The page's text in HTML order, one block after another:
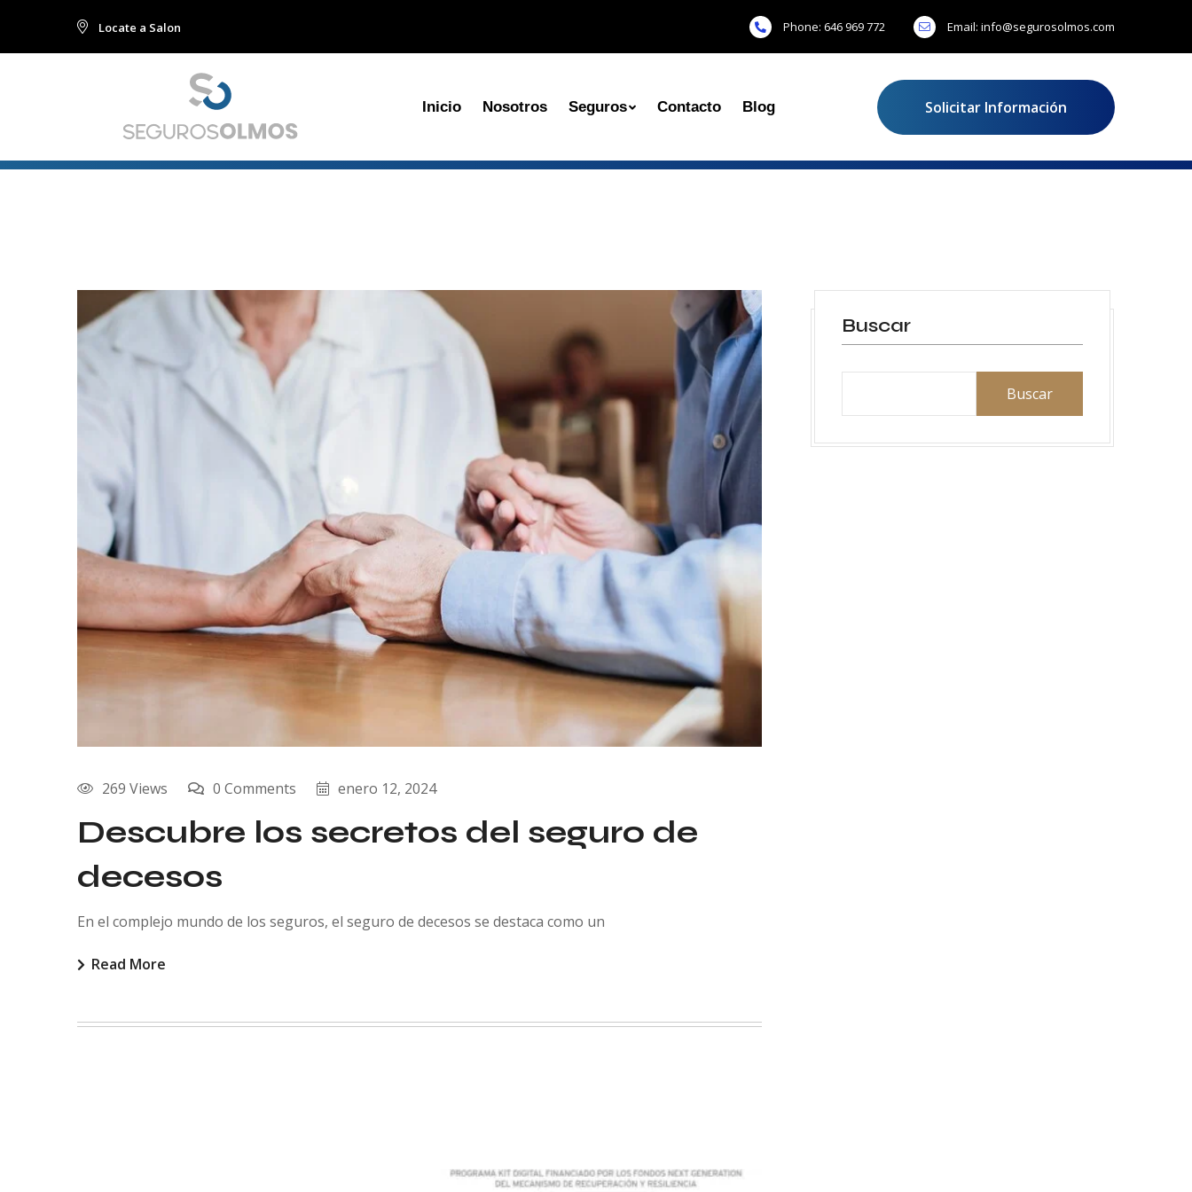
Locate a Salon Phone: 646 969 772 Email: info@segurosolmos.com
Inicio Nosotros Seguros Contacto Blog Solicitar Información
269 Views 0 Comments enero 12, 2024
Descubre los secretos del seguro de
decesos
En el complejo mundo de los seguros, el seguro de decesos se destaca como un
Read More
Buscar
Buscar